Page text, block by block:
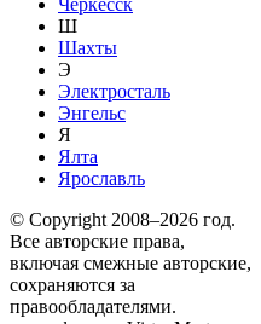
Черкесск
Ш
Шахты
Э
Электросталь
Энгельс
Я
Ялта
Ярославль
© Copyright 2008–2026 год.
Все авторские права,
включая смежные авторские,
сохраняются за
правообладателями.